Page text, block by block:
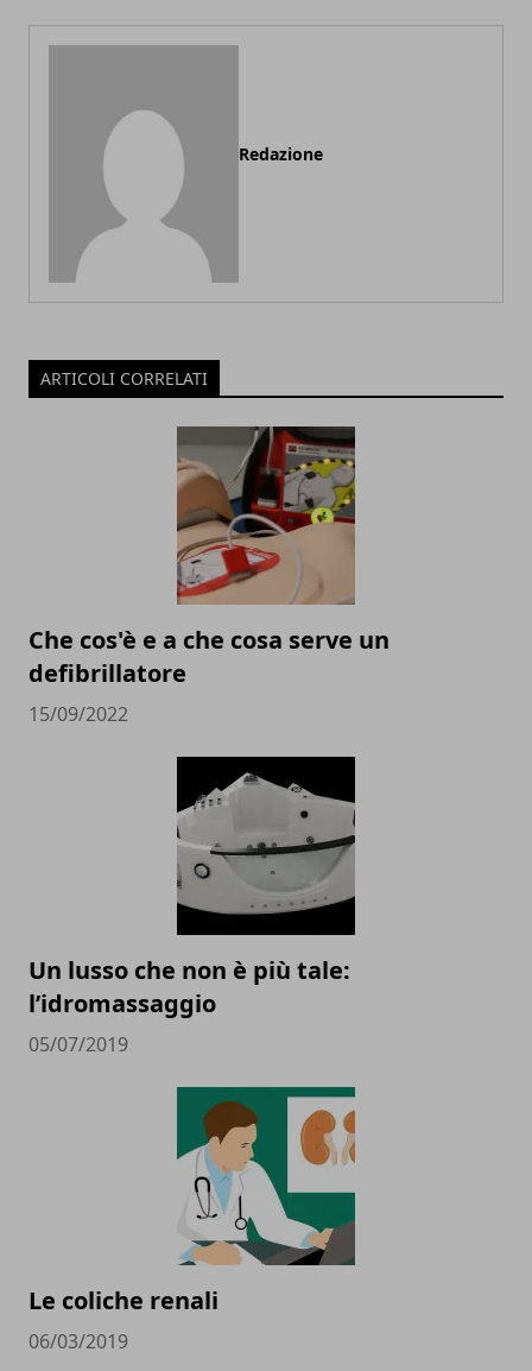
Redazione
ARTICOLI CORRELATI
Che cos'è e a che cosa serve un
defibrillatore
15/09/2022
Un lusso che non è più tale:
l’idromassaggio
05/07/2019
Le coliche renali
06/03/2019